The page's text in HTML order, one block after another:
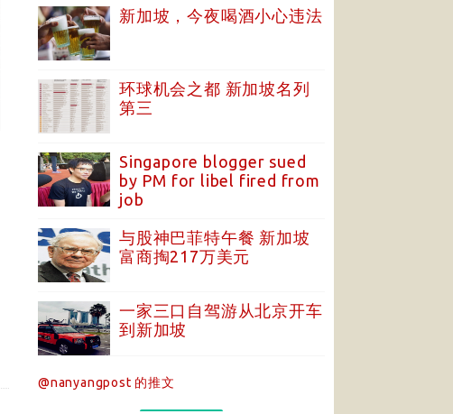
新加坡，今夜喝酒小心违法
环球机会之都 新加坡名列
第三
Singapore blogger sued
by PM for libel fired from
job
与股神巴菲特午餐 新加坡
富商掏217万美元
一家三口自驾游从北京开车
到新加坡
@nanyangpost 的推文